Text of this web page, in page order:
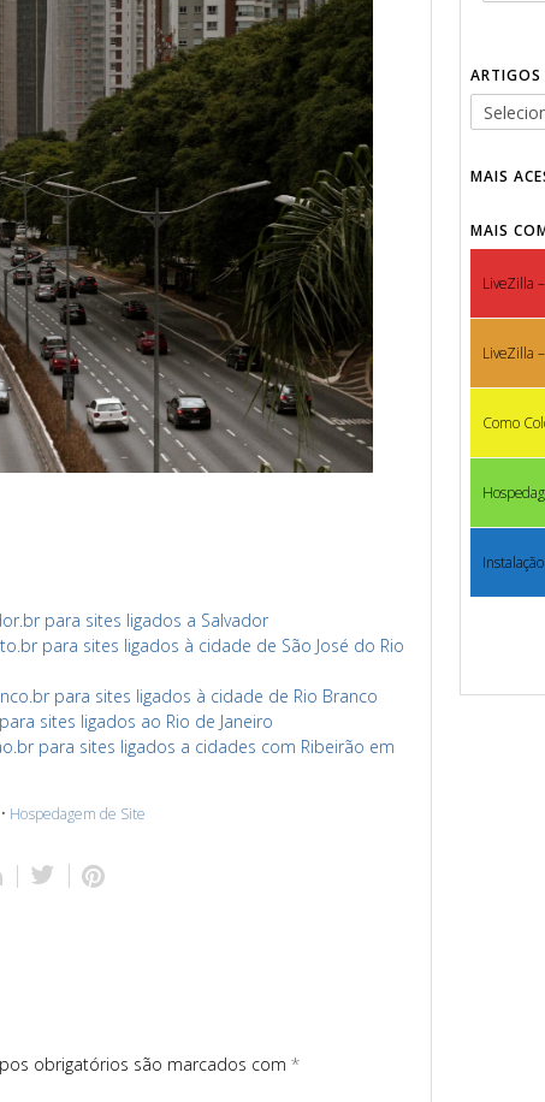
para sites ligados a Salvador
para sites ligados à cidade de São José do Rio
para sites ligados à cidade de Rio Branco
sites ligados ao Rio de Janeiro
para sites ligados a cidades com Ribeirão em
• Hospedagem de Site
obrigatórios são marcados com *
ARTIGOS
MAIS
MAIS
LiveZilla
LiveZilla
Como